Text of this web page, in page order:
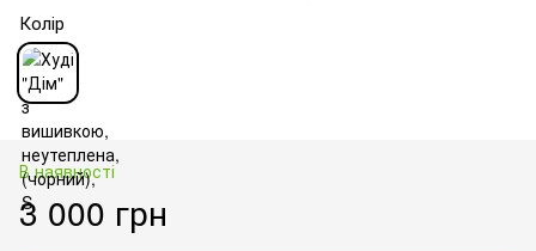
Колір
В наявності
3 000 грн